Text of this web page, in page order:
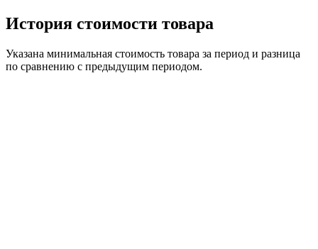
История стоимости товара
Указана минимальная стоимость товара за период и разница
по сравнению с предыдущим периодом.